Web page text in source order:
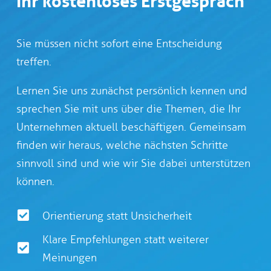
Sie müssen nicht sofort eine Entscheidung
treffen.
Lernen Sie uns zunächst persönlich kennen und
sprechen Sie mit uns über die Themen, die Ihr
Unternehmen aktuell beschäftigen. Gemeinsam
finden wir heraus, welche nächsten Schritte
sinnvoll sind und wie wir Sie dabei unterstützen
können.
Orientierung statt Unsicherheit
Klare Empfehlungen statt weiterer
Meinungen